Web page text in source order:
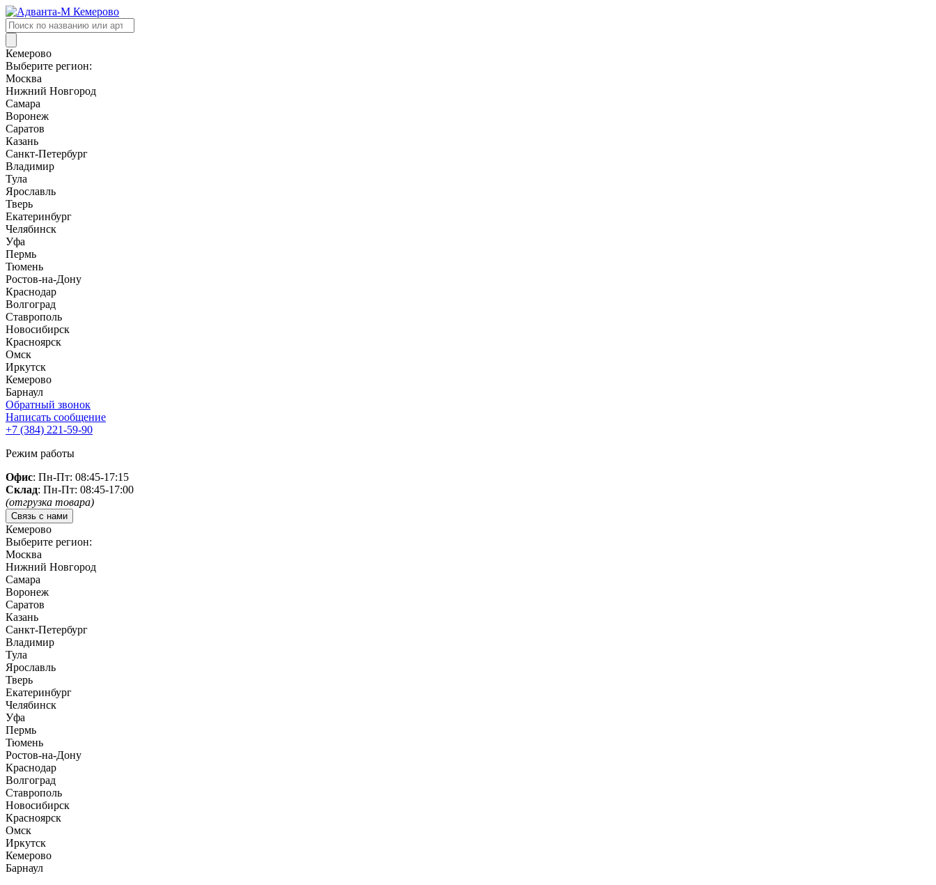
Поиск
товаров
Кемерово
Выберите регион:
Москва
Нижний Новгород
Самара
Воронеж
Саратов
Казань
Санкт-Петербург
Владимир
Тула
Ярославль
Тверь
Екатеринбург
Челябинск
Уфа
Пермь
Тюмень
Ростов-на-Дону
Краснодар
Волгоград
Ставрополь
Новосибирск
Красноярск
Омск
Иркутск
Кемерово
Барнаул
Обратный звонок
Написать сообщение
+7 (384) 221-59-90
Режим работы
Офис: Пн-Пт: 08:45-17:15
Склад: Пн-Пт: 08:45-17:00
(отгрузка товара)
Связь с нами
Кемерово
Выберите регион:
Москва
Нижний Новгород
Самара
Воронеж
Саратов
Казань
Санкт-Петербург
Владимир
Тула
Ярославль
Тверь
Екатеринбург
Челябинск
Уфа
Пермь
Тюмень
Ростов-на-Дону
Краснодар
Волгоград
Ставрополь
Новосибирск
Красноярск
Омск
Иркутск
Кемерово
Барнаул